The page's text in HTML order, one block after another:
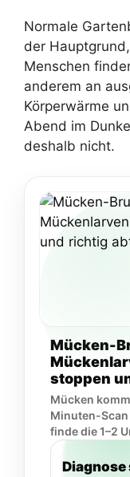
Normale
der
Menschen
anderem an
Körperwärme
Abend im
deshalb nicht.
Mücken-
stoppen
Mücken
Minuten-Scan
finde die 1–2
Nachschub.